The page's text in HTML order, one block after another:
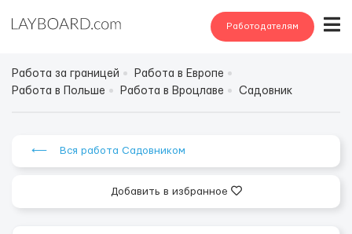
Работодателям
Работа за границей
Работа в Европе
Работа в Польше
Работа в Вроцлаве Садовник
⟵ Вся работа Садовником
Добавить в избранное